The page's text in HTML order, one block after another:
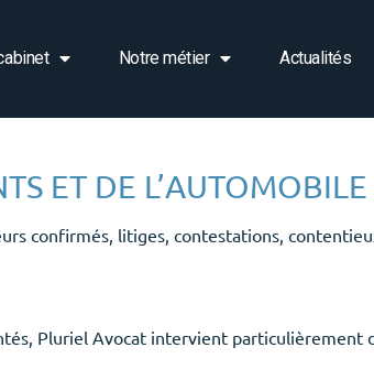
Notre métier Actualités
ET DE L’AUTOMOBILE
confirmés, litiges, contestations,
Pluriel Avocat intervient particulièrement